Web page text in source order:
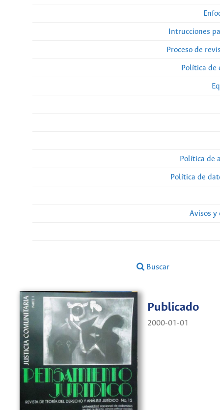
Intrucciones
Proceso de
Política
Política de
Política de
Avisos y
Buscar
Publicado
2000-01-01